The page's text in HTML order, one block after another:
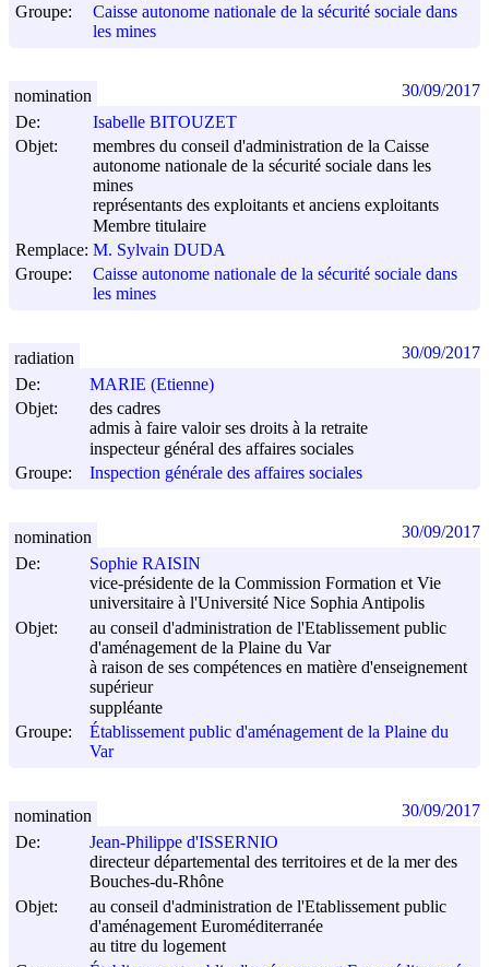
Groupe:
Caisse autonome nationale de la sécurité sociale dans
les mines
De:
Isabelle BITOUZET
Objet:
membres du conseil d'administration de la Caisse
autonome nationale de la sécurité sociale dans les
mines
représentants des exploitants et anciens exploitants
Membre titulaire
Remplace: M. Sylvain DUDA
Groupe:
Caisse autonome nationale de la sécurité sociale dans
les mines
nomination 30/09/2017
De:
MARIE (Etienne)
Objet:
des cadres
admis à faire valoir ses droits à la retraite
inspecteur général des affaires sociales
Groupe:
Inspection générale des affaires sociales
radiation 30/09/2017
De:
Sophie RAISIN
vice-présidente de la Commission Formation et Vie
universitaire à l'Université Nice Sophia Antipolis
Objet:
au conseil d'administration de l'Etablissement public
d'aménagement de la Plaine du Var
à raison de ses compétences en matière d'enseignement
supérieur
suppléante
Groupe:
Établissement public d'aménagement de la Plaine du
Var
nomination 30/09/2017
De:
Jean-Philippe d'ISSERNIO
directeur départemental des territoires et de la mer des
Bouches-du-Rhône
Objet:
au conseil d'administration de l'Etablissement public
d'aménagement Euroméditerranée
au titre du logement
nomination 30/09/2017